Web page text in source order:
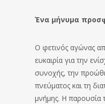
Ένα μήνυμα
Ο φετινός αγώνας
ευκαιρία για την
συνοχής, την
πνεύματος και τη
μνήμης. Η παρουσία